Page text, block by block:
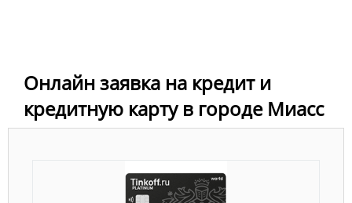
Онлайн заявка на кредит и
кредитную карту в городе Миасс